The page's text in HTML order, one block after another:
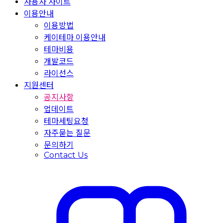
이용안내
이용방법
케이테마 이용안내
테마비용
개발코드
라이선스
지원센터
공지사항
업데이트
테마세팅요청
자주묻는 질문
문의하기
Contact Us